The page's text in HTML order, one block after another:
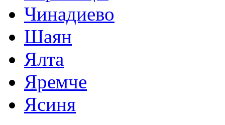
Чинадиево
Шаян
Ялта
Яремче
Ясиня